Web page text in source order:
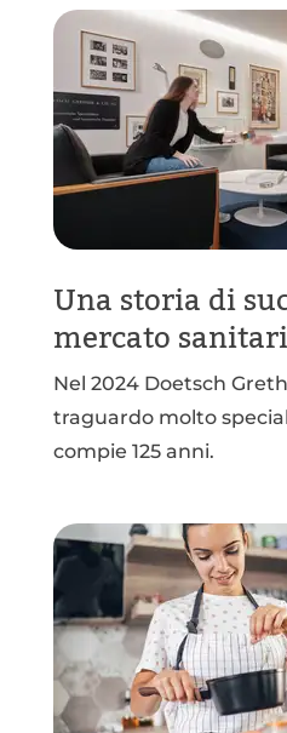
Una storia di
mercato
Nel 2024 Doetsch
traguardo molto
compie 125 anni.